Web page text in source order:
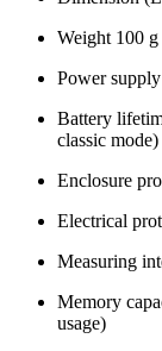
Weight 100 g
Power
Battery
classic mode)
Enclosure
Electrical
Measuring
Memory
usage)